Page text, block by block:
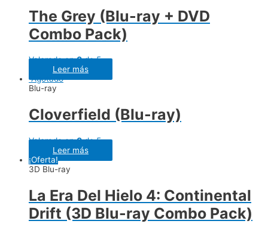
The Grey (Blu-ray + DVD
Combo Pack)
Valorado en0de 5
Leer más
Agotado
Blu-ray
Cloverfield (Blu-ray)
Valorado en0de 5
Leer más
¡Oferta!
3D Blu-ray
La Era Del Hielo 4: Continental
Drift (3D Blu-ray Combo Pack)